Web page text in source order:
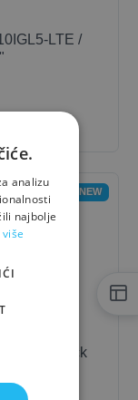
LTE /
NEW
Smart Dock
analizu
najbolje